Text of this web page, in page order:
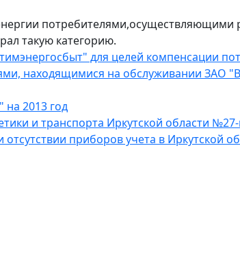
потребителями,осуществляющими
такую категорию.
для целей компенсации
находящимися на обслуживании ЗАО
на 2013 год
и транспорта Иркутской области
приборов учета в Иркутской